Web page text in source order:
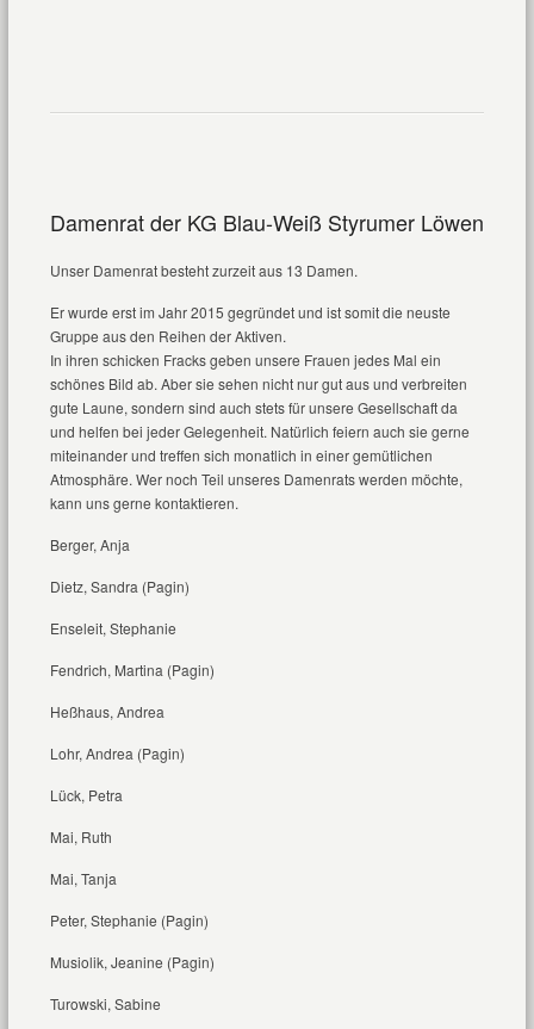
Damenrat der KG Blau-Weiß Styrumer Löwen
Unser Damenrat besteht zurzeit aus 13 Damen.
Er wurde erst im Jahr 2015 gegründet und ist somit die neuste
Gruppe aus den Reihen der Aktiven.
In ihren schicken Fracks geben unsere Frauen jedes Mal ein
schönes Bild ab. Aber sie sehen nicht nur gut aus und verbreiten
gute Laune, sondern sind auch stets für unsere Gesellschaft da
und helfen bei jeder Gelegenheit. Natürlich feiern auch sie gerne
miteinander und treffen sich monatlich in einer gemütlichen
Atmosphäre. Wer noch Teil unseres Damenrats werden möchte,
kann uns gerne kontaktieren.
Berger, Anja
Dietz, Sandra (Pagin)
Enseleit, Stephanie
Fendrich, Martina (Pagin)
Heßhaus, Andrea
Lohr, Andrea (Pagin)
Lück, Petra
Mai, Ruth
Mai, Tanja
Peter, Stephanie (Pagin)
Musiolik, Jeanine (Pagin)
Turowski, Sabine